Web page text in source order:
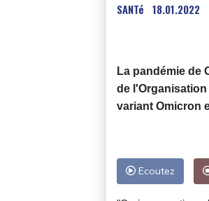
SANTé 18.01.2022
La pandémie de
de l'Organisation
variant Omicron
Ecoutez